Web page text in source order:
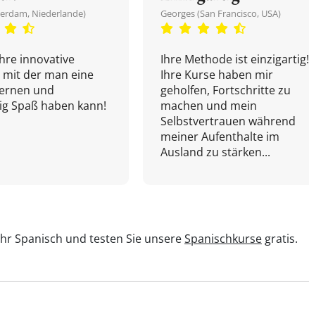
Niederlande)
innovative
der man eine
und
Spaß haben kann!
Georges (San Francisco, USA)
Ihre Methode ist einzigartig!
Ihre Kurse haben mir
geholfen, Fortschritte zu
machen und mein
Selbstvertrauen während
meiner Aufenthalte im
Ausland zu stärken...
Spanisch und testen Sie unsereSpanischkurse gratis.